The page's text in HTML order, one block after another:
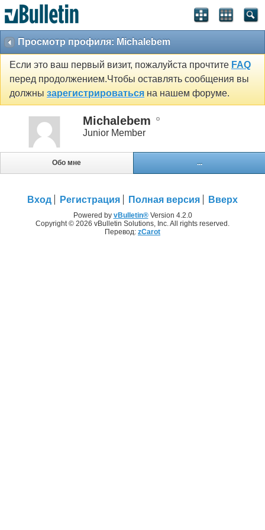
Просмотр профиля: Michalebem
Если это ваш первый визит, пожалуйста прочтите FAQ
перед продолжением.Чтобы оставлять сообщения вы
должны зарегистрироваться на нашем форуме.
Michalebem
Junior Member
Обо мне ...
Вход Регистрация Полная версия Вверх
Powered by vBulletin®Version 4.2.0
Copyright © 2026 vBulletin Solutions, Inc. All rights reserved.
Перевод: zCarot